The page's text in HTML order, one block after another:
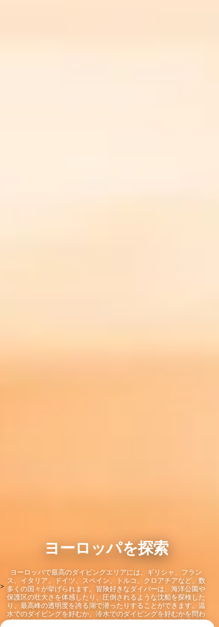
>
ヨーロッパを探索
ヨーロッパで最高のダイビングエリアには、ギリシャ、フラン
ス、イタリア、ドイツ、スペイン、トルコ、クロアチアなど、数
多くの国々が挙げられます。冒険好きなダイバーは、海洋公園や
保護区の壮大さを体感したり、圧倒されるような沈船を探検した
り、最高峰の透明度を誇る湖で潜ったりすることができます。温
水でのダイビングを好むか、冷水でのダイビングを好むかを問わ
ず、ヨーロッパにはあらゆるタイプのダイバーを満たす環境が整